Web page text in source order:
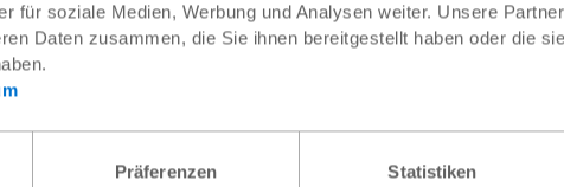
für soziale Medien, Werbung und Analysen weiter. Unsere
Daten zusammen, die Sie ihnen bereitgestellt haben oder die
Präferenzen Statistiken
solchen Notsituation bedarf es insbesondere für Kinder an
ein positives Sicherheitsempfinden wiedererlangen zu können.
im Rahmen von niedrigschwelligen
nach belastenden Erlebnissen wieder
Stresslevel zu reduzieren sowie Ausdrucks- und
von Eltern und Akteur:innen öffentlich-rechtlicher